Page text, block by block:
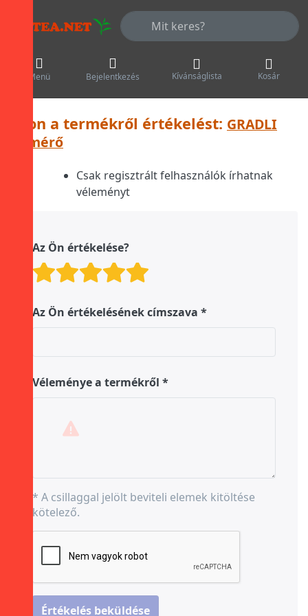
Adja meg a keresőszót. Az első
Menü Bejelentkezés Kívánságlista Kosár
Írjon a termékről értékelést: GRADLI
hőmérő
Csak regisztrált felhasználók írhatnak
véleményt
Az Ön értékelése?
Értékelés: 4 a
Értékelés: 3 a
Értékelés: 2 a
Értékelés: 1 a oldalról. 5
Az Ön értékelésének címszava
Véleménye a termékről
* A csillaggal jelölt beviteli elemek kitöltése
kötelező.
Értékelés beküldése